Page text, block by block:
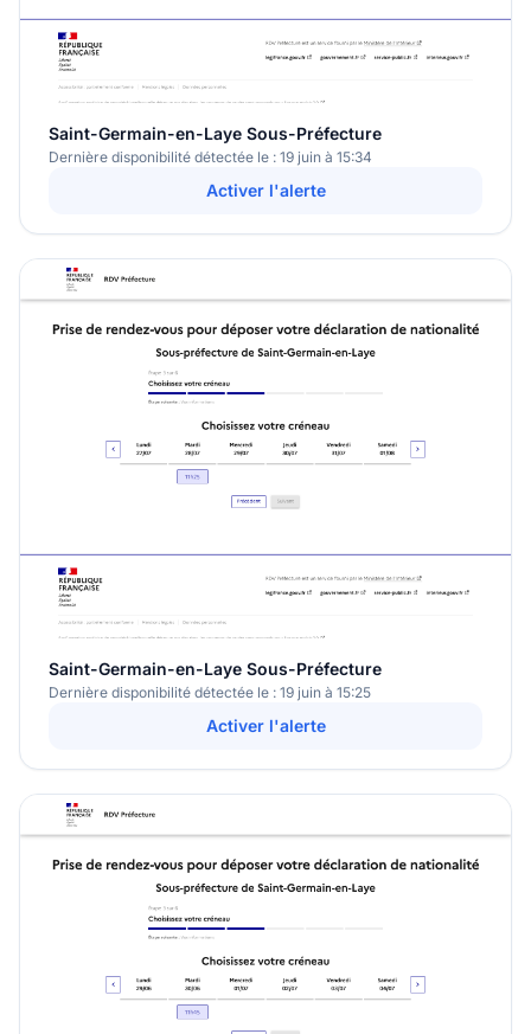
Saint-Germain-en-Laye Sous-Préfecture
Dernière disponibilité détectée le : 19 juin à 15:34
Activer l'alerte
Saint-Germain-en-Laye Sous-Préfecture
Dernière disponibilité détectée le : 19 juin à 15:25
Activer l'alerte